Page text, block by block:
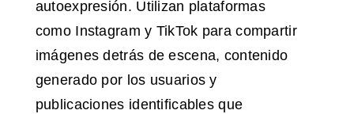
autoexpresión. Utilizan plataformas
como Instagram y TikTok para compartir
imágenes detrás de escena, contenido
generado por los usuarios y
publicaciones identificables que